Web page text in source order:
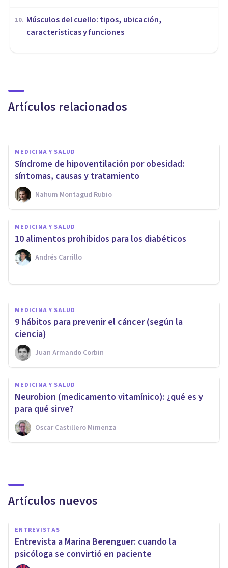
10. Músculos del cuello: tipos, ubicación,
características y funciones
Artículos relacionados
sobrepeso y obesidad
MEDICINA Y SALUD
Síndrome de hipoventilación por obesidad:
síntomas, causas y tratamiento
Nahum Montagud Rubio
MEDICINA Y SALUD
10 alimentos prohibidos para los diabéticos
Andrés Carrillo
MEDICINA Y SALUD
¿Dejar de fumar engorda? El
vínculo entre tabaco y
aumento de peso
MEDICINA Y SALUD
​9 hábitos para prevenir el cáncer (según la
ciencia)
Juan Armando Corbin
MEDICINA Y SALUD
Neurobion (medicamento vitamínico): ¿qué es y
para qué sirve?
Oscar Castillero Mimenza
Artículos nuevos
ENTREVISTAS
Entrevista a Marina Berenguer: cuando la
psicóloga se convirtió en paciente